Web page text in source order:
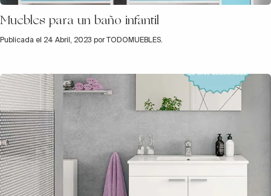
Muebles para un baño infantil
Publicada el 24 Abril, 2023 por TODOMUEBLES.